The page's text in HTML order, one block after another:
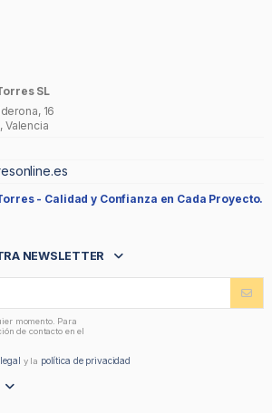
SL
16
Valencia
- Calidad y Confianza en Cada Proyecto.
NEWSLETTER
momento. Para
de contacto en el
y la política de privacidad